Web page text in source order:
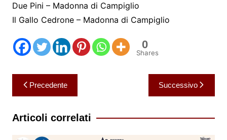
Due Pini – Madonna di Campiglio
Il Gallo Cedrone – Madonna di Campiglio
0
Shares
Navigazione
articoli
Precedente Successivo
Articoli correlati